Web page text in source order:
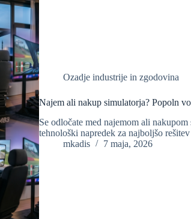
Ozadje industrije in zgodovina
Najem ali nakup simulatorja? Popoln
Se odločate med najemom ali
tehnološki napredek za najboljšo
mkadis
7 maja, 2026